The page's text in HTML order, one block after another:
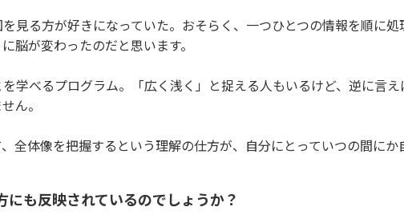
見る方が好きになっていた。おそらく、一つひとつの情報を順に処
脳が変わったのだと思います。
学べるプログラム。「広く浅く」と捉える人もいるけど、逆に言
ん。
全体像を把握するという理解の仕方が、自分にとっていつの間にか
も反映されているのでしょうか？